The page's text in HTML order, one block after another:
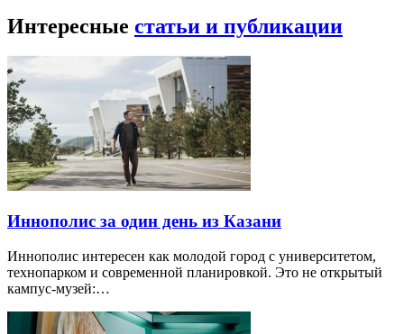
Интересные статьи и публикации
Иннополис за один день из Казани
Иннополис интересен как молодой город с университетом,
технопарком и современной планировкой. Это не открытый
кампус-музей:…